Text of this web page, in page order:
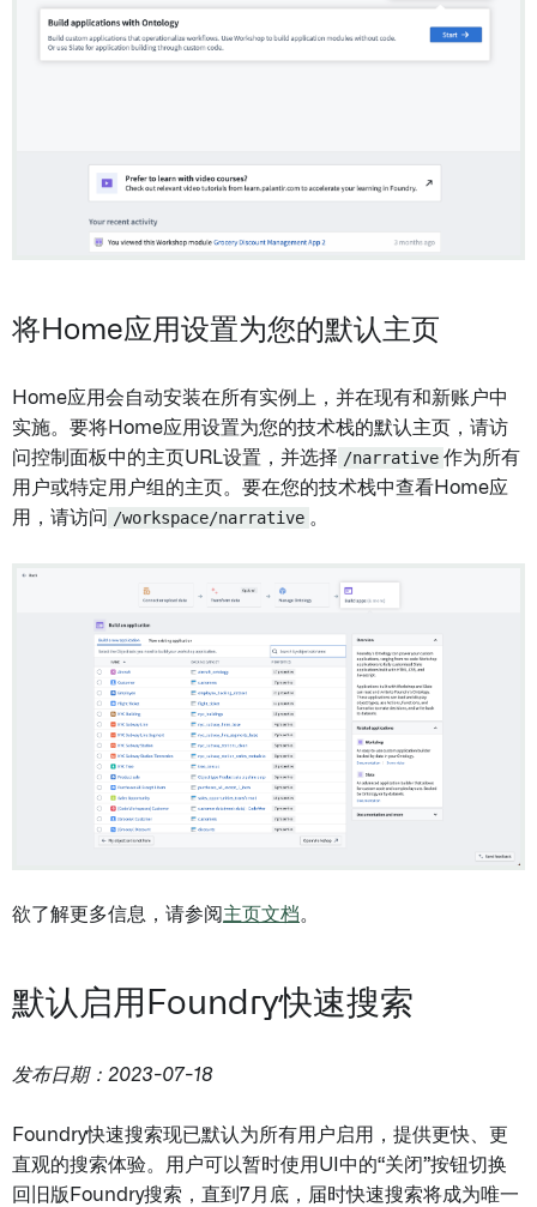
将Home应用设置为您的默认主页
Home应用会自动安装在所有实例上，并在现有和新账户中
实施。要将Home应用设置为您的技术栈的默认主页，请访
问控制面板中的主页URL设置，并选择 /narrative 作为所有
用户或特定用户组的主页。要在您的技术栈中查看Home应
用，请访问 /workspace/narrative 。
欲了解更多信息，请参阅 主页文档。
默认启用Foundry快速搜索
发布日期：2023-07-18
Foundry快速搜索现已默认为所有用户启用，提供更快、更
直观的搜索体验。用户可以暂时使用UI中的“关闭”按钮切换
回旧版Foundry搜索，直到7月底，届时快速搜索将成为唯一